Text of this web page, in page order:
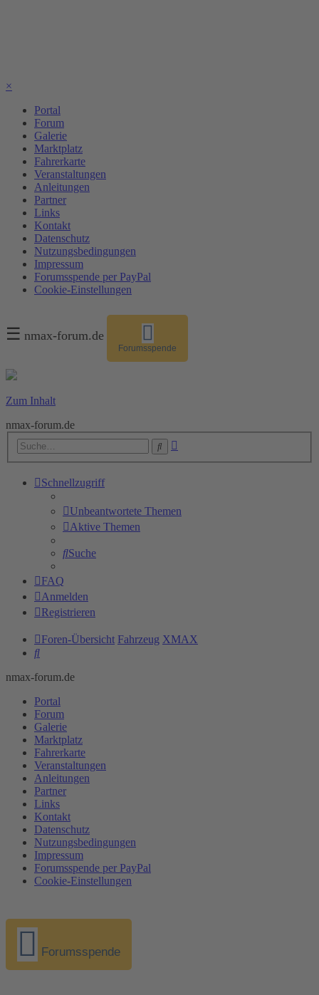
×
Portal
Forum
Galerie
Marktplatz
Fahrerkarte
Veranstaltungen
Anleitungen
Partner
Links
Kontakt
Datenschutz
Nutzungsbedingungen
Impressum
Forumsspende per PayPal
Cookie-Einstellungen
☰ nmax-forum.de
Forumsspende
Zum Inhalt
nmax-forum.de
Suche
Schnellzugriff
Unbeantwortete Themen
Aktive Themen
Suche
FAQ
Anmelden
Registrieren
Foren-Übersicht Fahrzeug XMAX
Suche
nmax-forum.de
Portal
Forum
Galerie
Marktplatz
Fahrerkarte
Veranstaltungen
Anleitungen
Partner
Links
Kontakt
Datenschutz
Nutzungsbedingungen
Impressum
Forumsspende per PayPal
Cookie-Einstellungen
Forumsspende